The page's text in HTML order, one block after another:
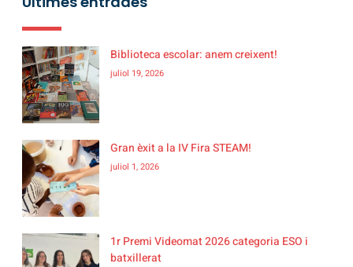
Biblioteca escolar: anem creixent!
juliol 19, 2026
Gran èxit a la IV Fira STEAM!
juliol 1, 2026
1r Premi Videomat 2026 categoria ESO i
batxillerat